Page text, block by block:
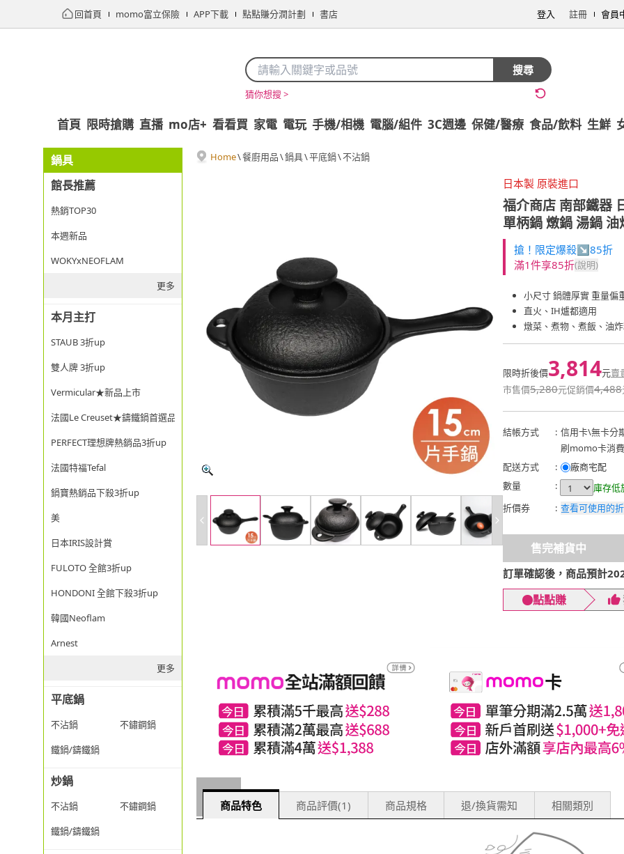
回首頁 momo富立保險 APP下載 點點賺分潤計劃 書店 登入 註冊 會員
搜尋
猜你想搜 >
首頁 限時搶購 直播 mo店+ 看看買 家電 電玩 手機/相機 電腦/組件 3C週邊 保健/醫療 食品/飲料 生鮮
鍋具
館長推薦
熱銷TOP30
本週新品
WOKYxNEOFLAM
更多
本月主打
STAUB 3折up
雙人牌 3折up
Vermicular★新品上市
法國Le Creuset★鑄鐵鍋首選品牌
PERFECT理想牌熱銷品3折up
法國特福Tefal
鍋寶熱銷品下殺3折up
美
日本IRIS設計賞
FULOTO 全館3折up
HONDONI 全館下殺3折up
韓國Neoflam
Arnest
更多
平底鍋
不沾鍋
不鏽鋼鍋
鐵鍋/鑄鐵鍋
炒鍋
不沾鍋
不鏽鋼鍋
鐵鍋/鑄鐵鍋
Home\餐廚用品\鍋具\平底鍋\不沾鍋
日本製 原裝進口
福介商店 南部鐵器
單柄鍋 燉鍋 湯鍋 油
搶！限定爆殺↘85折
滿1件享85折(說明)
小尺寸 鍋體厚實 重量偏
直火、IH爐都適用
燉菜、煮物、煮飯、油
限時折後價3,814元賣
市售價5,280元促銷價4,488
結帳方式 : 信用卡\無卡分
刷momo卡消
配送方式
:
廠商宅配
數量
: 庫存低
折價券
: 查看可使用的
售完補貨中
訂單確認後，商品預計
點點賺
商品特色 商品評價(1) 商品規格 退/換貨需知 相關類別